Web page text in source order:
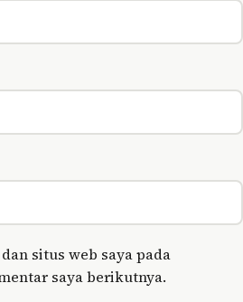
situs web saya pada
saya berikutnya.